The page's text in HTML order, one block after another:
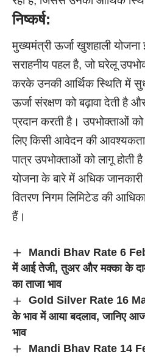
निष्कर्ष:
मुख्यमंत्री ऊर्जा खुशहाली
सराहनीय पहल है, जो घरेलू
करके उनकी आर्थिक स्थिति में
ऊर्जा संरक्षण को बढ़ावा देती है
प्रदान करती है। उपभोक्ताओं
लिए किसी आवेदन की
पात्र उपभोक्ताओं को लागू होती
योजना के बारे में अधिक
वितरण निगम लिमिटेड की
हैं।
Mandi Bhav Rate 6
में आई तेजी, तुअर और मक्का के दामों
का ताजा भाव
Gold Silver Rate 16
के भाव में आया बदलाव, जानिए
भाव
Mandi Bhav Rate 14